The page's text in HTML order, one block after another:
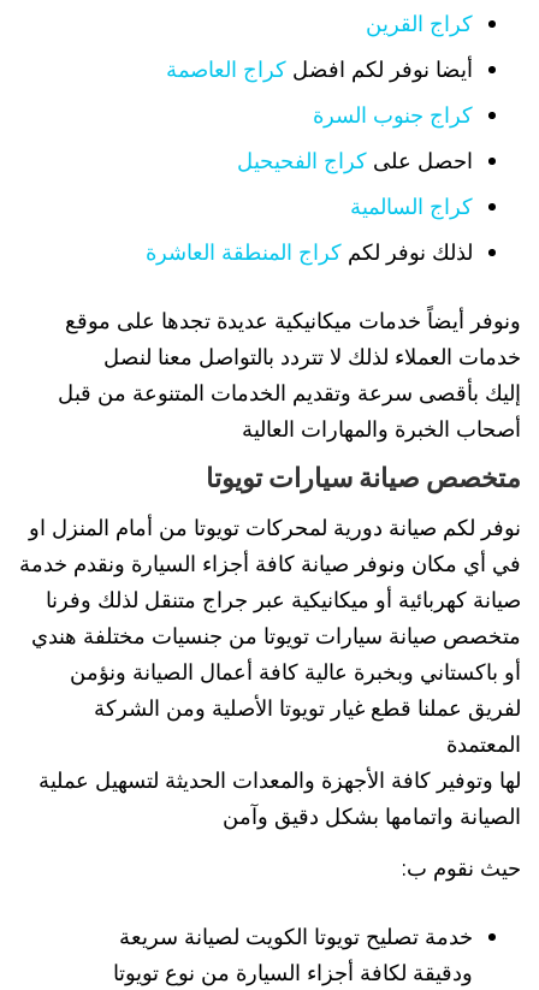
كراج القرين
أيضا نوفر لكم افضل كراج العاصمة
كراج جنوب السرة
احصل على كراج الفحيحيل
كراج السالمية
لذلك نوفر لكم كراج المنطقة العاشرة
ونوفر أيضاً خدمات ميكانيكية عديدة تجدها على موقع
خدمات العملاء لذلك لا تتردد بالتواصل معنا لنصل
إليك بأقصى سرعة وتقديم الخدمات المتنوعة من قبل
أصحاب الخبرة والمهارات العالية
متخصص صيانة سيارات تويوتا
نوفر لكم صيانة دورية لمحركات تويوتا من أمام المنزل او
في أي مكان ونوفر صيانة كافة أجزاء السيارة ونقدم خدمة
صيانة كهربائية أو ميكانيكية عبر جراج متنقل لذلك وفرنا
متخصص صيانة سيارات تويوتا من جنسيات مختلفة هندي
أو باكستاني وبخبرة عالية كافة أعمال الصيانة ونؤمن
لفريق عملنا قطع غيار تويوتا الأصلية ومن الشركة
المعتمدة
لها وتوفير كافة الأجهزة والمعدات الحديثة لتسهيل عملية
الصيانة واتمامها بشكل دقيق وآمن
حيث نقوم ب:
خدمة تصليح تويوتا الكويت لصيانة سريعة
ودقيقة لكافة أجزاء السيارة من نوع تويوتا